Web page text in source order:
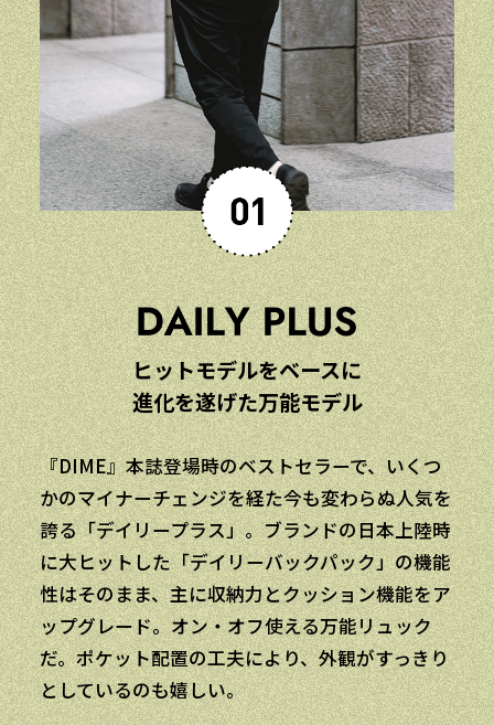
ヒットモデルをベースに
進化を遂げた万能モデル
『DIME』本誌登場時のベストセラーで、いくつ
かのマイナーチェンジを経た今も変わらぬ人気を
誇る「デイリープラス」。ブランドの日本上陸時
に大ヒットした「デイリーバックパック」の機能
性はそのまま、主に収納力とクッション機能をア
ップグレード。オン・オフ使える万能リュック
だ。ポケット配置の工夫により、外観がすっきり
としているのも嬉しい。